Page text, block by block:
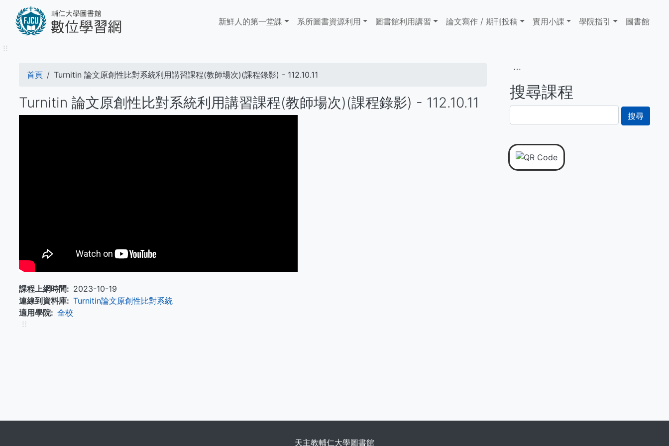
容
Main
navigation
新鮮人的第一堂課 系所圖書資源利用 ​​​​​圖書館​​​​​​​利用講習 論文寫作 / 期刊投稿 實用小課 學院指引 圖書館
⠿
導
連
首頁 Turnitin 論文原創性比對系統利用講習課程(教師場次)(課程錄影) - 112.10.11
Turnitin 論文原創性比對系統利用講習課程(教師場次)(課程錄影) - 112.10.11
課程上網時間
2023-10-19
連線到資料庫
Turnitin論文原創性比對系統
適用學院
全校
⠿
⋯
搜尋課程
尋
天主教輔仁大學圖書館